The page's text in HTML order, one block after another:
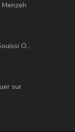
O...
sur